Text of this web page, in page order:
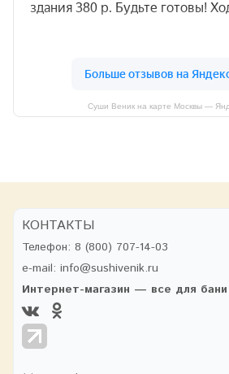
Суши Веник на карте Москвы —
КОНТАКТЫ
Телефон: 8 (800) 707-14-03
e-mail: info@sushivenik.ru
Интернет-магазин — все для